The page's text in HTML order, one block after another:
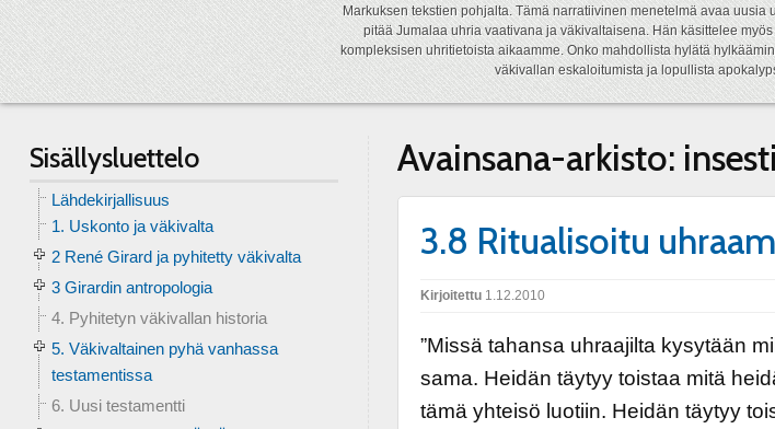
Markuksen tekstien pohjalta. Tämä narratiivinen menetelmä avaa
pitää Jumalaa uhria vaativana ja väkivaltaisena. Hän käsittelee
kompleksisen uhritietoista aikaamme. Onko mahdollista hylätä
väkivallan eskaloitumista ja lopullista
Avainsana-arkisto:
3.8 Ritualisoitu
Kirjoitettu1.12.2010
”Missä tahansa uhraajilta kysytään
sama. Heidän täytyy toistaa mitä
tämä yhteisö luotiin. Heidän täytyy
Sisällysluettelo
Lähdekirjallisuus
1. Uskonto ja väkivalta
2 René Girard ja pyhitetty väkivalta
3 Girardin antropologia
4. Pyhitetyn väkivallan historia
5. Väkivaltainen pyhä vanhassa
testamentissa
6. Uusi testamentti